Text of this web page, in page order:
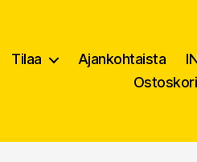
Tilaa Ajankohtaista
Ostoskori